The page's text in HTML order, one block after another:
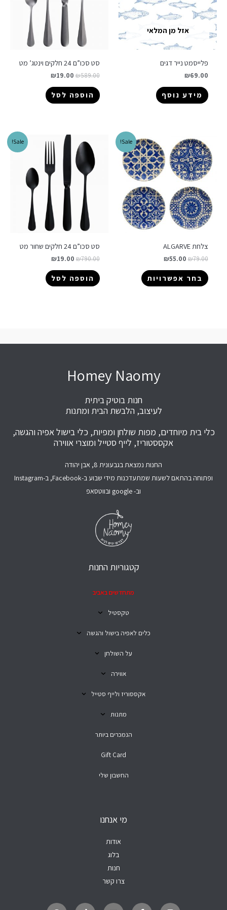
אזל מן המלאי
פלייסמט נייר דגים
₪69.00
מידע נוסף
סט סכו”ם 24 חלקים וינטג’ מט
₪589.00
₪19.00
הוספה לסל
Sale!
צלחת ALGARVE
₪79.00
₪55.00
בחר אפשרויות
Sale!
סט סכו”ם 24 חלקים שחור מט
₪790.00
₪19.00
הוספה לסל
Homey Naomy
חנות בוטיק ביתית
לעיצוב, הלבשת הבית ומתנות
כלי בית מיוחדים, מפות שולחן ומפיות, כלי בישול אפיה והגשה,
אקססטוריז, לייף סטייל ומוצרי אווירה
החנות נמצאת בגבעונית 8, אבן יהודה
ופתוחה בהתאם לשעות שמתעדכנות מידי שבוע ב-Facebook, ב-Instagram
וב- google ובווטסאפ
קטגוריות החנות
מתחדשים באביב
טקסטיל
כלים לאפיה בישול והגשה
על השולחן
אווירה
אקססוריז ולייף סטייל
מתנות
הנמכרים ביותר
Gift Card
החשבון שלי
מי אנחנו
אודות
בלוג
חנות
צרו קשר
I
F
Y
T
W